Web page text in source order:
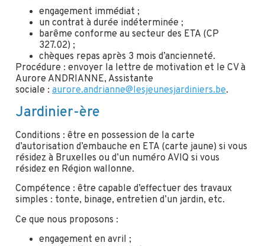
engagement immédiat ;
un contrat à durée indéterminée ;
barême conforme au secteur des ETA (CP
327.02) ;
chèques repas après 3 mois d’ancienneté.
Procédure : envoyer la lettre de motivation et le CV à
Aurore ANDRIANNE, Assistante
sociale : aurore.andrianne@lesjeunesjardiniers.be.
Jardinier-ère
Conditions : être en possession de la carte
d’autorisation d’embauche en ETA (carte jaune) si vous
résidez à Bruxelles ou d’un numéro AVIQ si vous
résidez en Région wallonne.
Compétence : être capable d’effectuer des travaux
simples : tonte, binage, entretien d’un jardin, etc.
Ce que nous proposons :
engagement en avril ;